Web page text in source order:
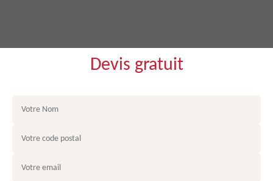
Devis gratuit